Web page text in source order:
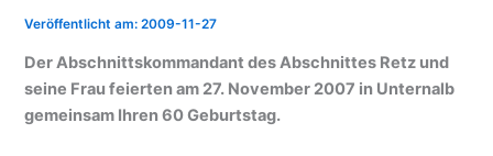
2009-11-27
Der Abschnittskommandant des Abschnittes Retz und
seine Frau feierten am 27. November 2007 in Unternalb
gemeinsam Ihren 60 Geburtstag.